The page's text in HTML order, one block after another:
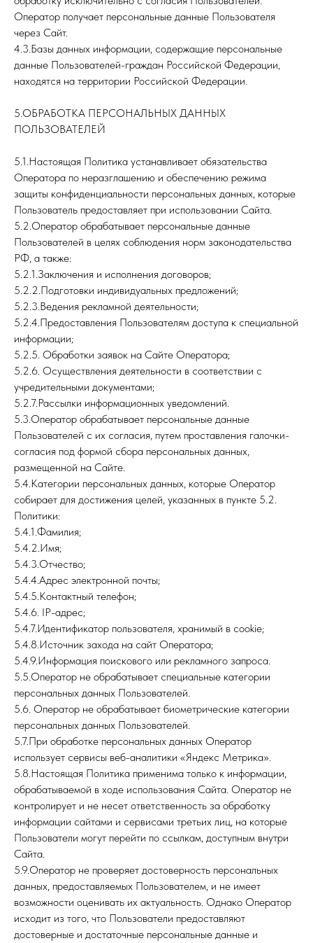
Оператор получает персональные данные Пользователя
через Сайт.
4.3.Базы данных информации, содержащие персональные
данные Пользователей-граждан Российской Федерации,
находятся на территории Российской Федерации.
5.ОБРАБОТКА ПЕРСОНАЛЬНЫХ ДАННЫХ
ПОЛЬЗОВАТЕЛЕЙ
5.1.Настоящая Политика устанавливает обязательства
Оператора по неразглашению и обеспечению режима
защиты конфиденциальности персональных данных, которые
Пользователь предоставляет при использовании Сайта.
5.2.Оператор обрабатывает персональные данные
Пользователей в целях соблюдения норм законодательства
РФ, а также:
5.2.1.Заключения и исполнения договоров;
5.2.2.Подготовки индивидуальных предложений;
5.2.3.Ведения рекламной деятельности;
5.2.4.Предоставления Пользователям доступа к специальной
информации;
5.2.5. Обработки заявок на Сайте Оператора;
5.2.6. Осуществления деятельности в соответствии с
учредительными документами;
5.2.7.Рассылки информационных уведомлений.
5.3.Оператор обрабатывает персональные данные
Пользователей с их согласия, путем проставления галочки-
согласия под формой сбора персональных данных,
размещенной на Сайте.
5.4.Категории персональных данных, которые Оператор
собирает для достижения целей, указанных в пункте 5.2.
Политики:
5.4.1.Фамилия;
5.4.2.Имя;
5.4.3.Отчество;
5.4.4.Адрес электронной почты;
5.4.5.Контактный телефон;
5.4.6. IP-адрес;
5.4.7.Идентификатор пользователя, хранимый в cookie;
5.4.8.Источник захода на сайт Оператора;
5.4.9.Информация поискового или рекламного запроса.
5.5.Оператор не обрабатывает специальные категории
персональных данных Пользователей.
5.6. Оператор не обрабатывает биометрические категории
персональных данных Пользователей.
5.7.При обработке персональных данных Оператор
использует сервисы веб-аналитики «Яндекс Метрика».
5.8.Настоящая Политика применима только к информации,
обрабатываемой в ходе использования Сайта. Оператор не
контролирует и не несет ответственность за обработку
информации сайтами и сервисами третьих лиц, на которые
Пользователи могут перейти по ссылкам, доступным внутри
Сайта.
5.9.Оператор не проверяет достоверность персональных
данных, предоставляемых Пользователем, и не имеет
возможности оценивать их актуальность. Однако Оператор
исходит из того, что Пользователи предоставляют
достоверные и достаточные персональные данные и